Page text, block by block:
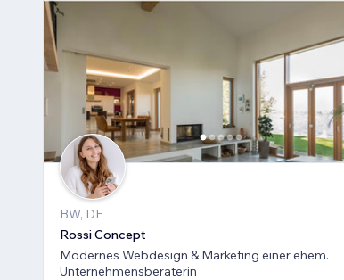
BW, DE
Rossi Concept
Modernes Webdesign & Marketing einer ehem.
Unternehmensberaterin